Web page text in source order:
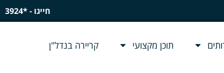
חייגו - *3924
תוכן מקצועי קריירה בנדל"ן